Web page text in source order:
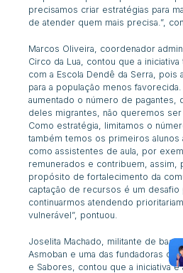
precisamos criar estratégias para
de atender quem mais precisa.”,
Marcos Oliveira, coordenador
Circo da Lua, contou que a
com a Escola Dendê da Serra, pois
para a população menos favorecida.
aumentado o número de pagantes,
deles migrantes, não queremos ser
Como estratégia, limitamos o
também temos os primeiros alunos
como assistentes de aula, por
remunerados e contribuem, assim,
propósito de fortalecimento da
captação de recursos é um desafio
continuarmos atendendo
vulnerável”, pontuou.
Joselita Machado, militante de base
Asmoban e uma das fundadoras da
e Sabores, contou que a iniciativa